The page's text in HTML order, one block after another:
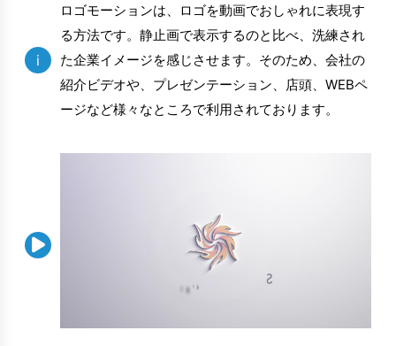
i
ロゴモーションは、ロゴを動画でおしゃれに表現す
る方法です。静止画で表示するのと比べ、洗練され
た企業イメージを感じさせます。そのため、会社の
紹介ビデオや、プレゼンテーション、店頭、WEBペ
ージなど様々なところで利用されております。
